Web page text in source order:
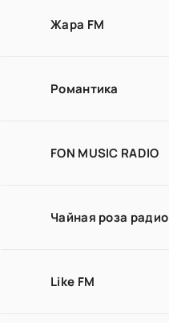
Жара FM
Романтика
FON MUSIC RADIO
Чайная роза радио
Like FM